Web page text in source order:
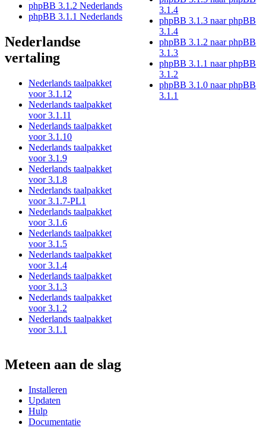
phpBB 3.1.2 Nederlands
phpBB 3.1.1 Nederlands
Nederlandse
vertaling
Nederlands taalpakket
voor 3.1.12
Nederlands taalpakket
voor 3.1.11
Nederlands taalpakket
voor 3.1.10
Nederlands taalpakket
voor 3.1.9
Nederlands taalpakket
voor 3.1.8
Nederlands taalpakket
voor 3.1.7-PL1
Nederlands taalpakket
voor 3.1.6
Nederlands taalpakket
voor 3.1.5
Nederlands taalpakket
voor 3.1.4
Nederlands taalpakket
voor 3.1.3
Nederlands taalpakket
voor 3.1.2
Nederlands taalpakket
voor 3.1.1
3.1.4
phpBB 3.1.3 naar phpBB
3.1.4
phpBB 3.1.2 naar phpBB
3.1.3
phpBB 3.1.1 naar phpBB
3.1.2
phpBB 3.1.0 naar phpBB
3.1.1
Meteen aan de slag
Installeren
Updaten
Hulp
Documentatie